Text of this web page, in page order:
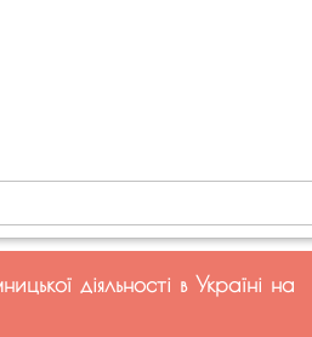
діяльності в Україні на